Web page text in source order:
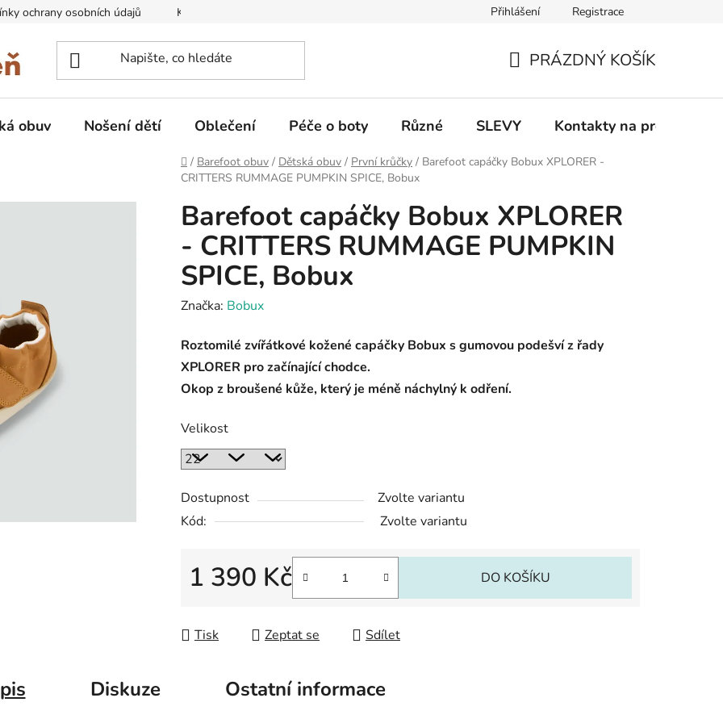
ochrany osobních údajů Kontakty na prodejny Informace k on-line platbám Odstoupení od
Přihlášení Registrace
KOŠÍK
PRÁZDNÝ KOŠÍK
obuv Nošení dětí Oblečení Péče o boty Různé SLEVY Kontakty na prodejny
Domů
/ Barefoot obuv / Dětská obuv / První krůčky / Barefoot capáčky Bobux XPLORER -
CRITTERS RUMMAGE PUMPKIN SPICE, Bobux
Barefoot capáčky Bobux XPLORER
- CRITTERS RUMMAGE PUMPKIN
SPICE, Bobux
Značka: Bobux
Roztomilé zvířátkové kožené capáčky Bobux s gumovou podešví z řady
XPLORER pro začínající chodce.
Okop z broušené kůže, který je méně náchylný k odření.
Velikost
Dostupnost
Zvolte variantu
Kód:
Zvolte variantu
1 390 Kč DO KOŠÍKU
Tisk Zeptat se Sdílet
Diskuze Ostatní informace